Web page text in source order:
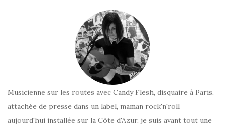
Musicienne sur les routes avec Candy Flesh, disquaire à Paris,
attachée de presse dans un label, maman rock'n'roll
aujourd'hui installée sur la Côte d'Azur, je suis avant tout une